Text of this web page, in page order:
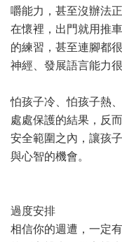
嚼能力，甚至沒辦法
在懷裡，出門就用推
的練習，甚至連腳都
神經、發展語言能力很
怕孩子冷、怕孩子熱
處處保護的結果，反
安全範圍之內，讓孩
與心智的機會。
過度安排
相信你的週遭，一定